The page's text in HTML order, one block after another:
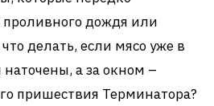
дождя или
делать, если мясо уже в
а за окном –
пришествия Терминатора?